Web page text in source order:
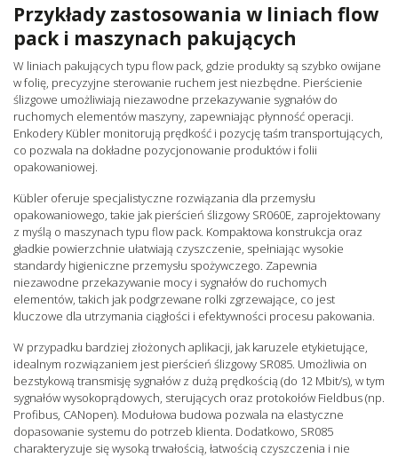
Przykłady zastosowania w liniach flow
pack i maszynach pakujących
W liniach pakujących typu flow pack, gdzie produkty są szybko owijane
w folię, precyzyjne sterowanie ruchem jest niezbędne. Pierścienie
ślizgowe umożliwiają niezawodne przekazywanie sygnałów do
ruchomych elementów maszyny, zapewniając płynność operacji.
Enkodery Kübler monitorują prędkość i pozycję taśm transportujących,
co pozwala na dokładne pozycjonowanie produktów i folii
opakowaniowej.
Kübler oferuje specjalistyczne rozwiązania dla przemysłu
opakowaniowego, takie jak pierścień ślizgowy SR060E, zaprojektowany
z myślą o maszynach typu flow pack. Kompaktowa konstrukcja oraz
gładkie powierzchnie ułatwiają czyszczenie, spełniając wysokie
standardy higieniczne przemysłu spożywczego. Zapewnia
niezawodne przekazywanie mocy i sygnałów do ruchomych
elementów, takich jak podgrzewane rolki zgrzewające, co jest
kluczowe dla utrzymania ciągłości i efektywności procesu pakowania.
W przypadku bardziej złożonych aplikacji, jak karuzele etykietujące,
idealnym rozwiązaniem jest pierścień ślizgowy SR085. Umożliwia on
bezstykową transmisję sygnałów z dużą prędkością (do 12 Mbit/s), w tym
sygnałów wysokoprądowych, sterujących oraz protokołów Fieldbus (np.
Profibus, CANopen). Modułowa budowa pozwala na elastyczne
dopasowanie systemu do potrzeb klienta. Dodatkowo, SR085
charakteryzuje się wysoką trwałością, łatwością czyszczenia i nie